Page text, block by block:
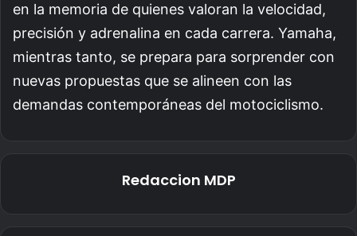
en la memoria de quienes valoran la velocidad,
precisión y adrenalina en cada carrera. Yamaha,
mientras tanto, se prepara para sorprender con
nuevas propuestas que se alineen con las
demandas contemporáneas del motociclismo.
Redaccion MDP